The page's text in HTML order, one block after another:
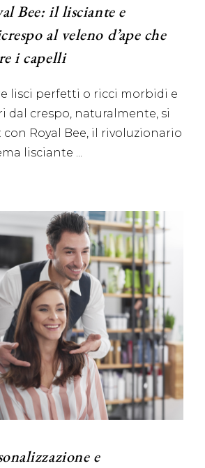
Bee: il lisciante e
al veleno d’ape che
i capelli
lisci perfetti o ricci morbidi e
dal crespo, naturalmente, si
con Royal Bee, il rivoluzionario
lisciante
e